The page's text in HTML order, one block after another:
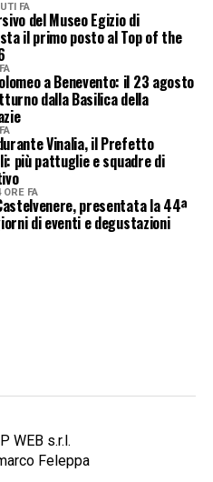
FA
del Museo Egizio di
il primo posto al Top of the
a Benevento: il 23 agosto
dalla Basilica della
Vinalia, il Prefetto
più pattuglie e squadre di
ORE FA
presentata la 44ª
di eventi e degustazioni
WEB s.r.l.
Feleppa